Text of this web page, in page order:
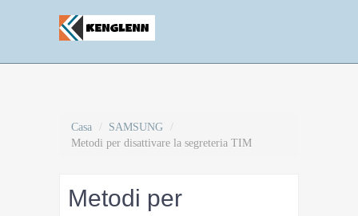
Casa / SAMSUNG /
Metodi per disattivare la segreteria TIM
Metodi per